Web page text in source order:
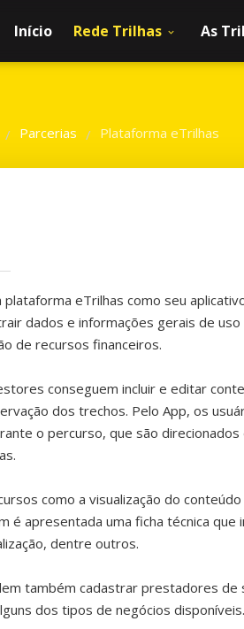
Início Rede Trilhas As
/ Parcerias / Plataforma eTrilhas
eTrilhas como seu
dados e informações gerais de
de recursos financeiros.
conseguem incluir e editar
dos trechos. Pelo App, os
o percurso, que são
como a visualização do
é apresentada uma ficha técnica
dentre outros.
também cadastrar prestadores
dos tipos de negócios disponíveis.